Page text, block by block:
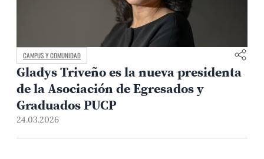
CAMPUS Y COMUNIDAD
Gladys Triveño es la nueva presidenta
de la Asociación de Egresados y
Graduados PUCP
24.03.2026